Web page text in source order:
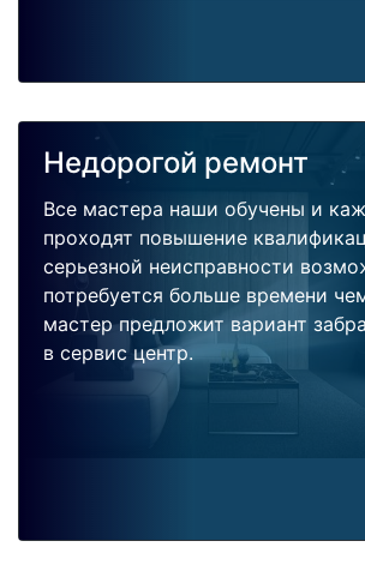
Недорогой ремонт
Все мастера наши обучены и
проходят повышение
серьезной неисправности
потребуется больше времени
мастер предложит вариант
в сервис центр.